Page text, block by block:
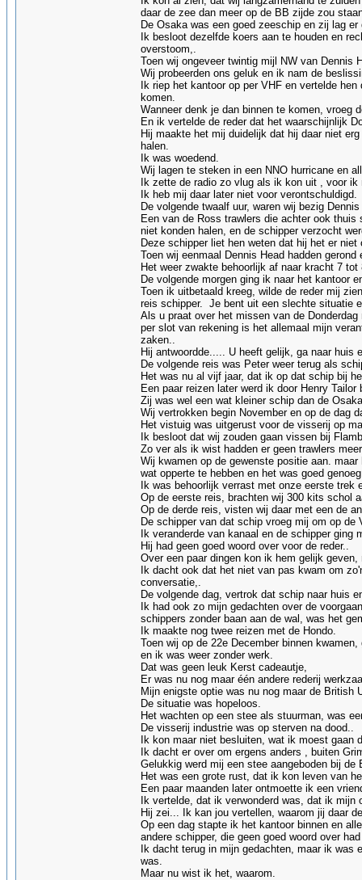
daar de zee dan meer op de BB zijde zou
De Osaka was een goed zeeschip en zij lag
Ik besloot dezelfde koers aan te houden en
overstoom,.
Toen wij ongeveer twintig mijl NW van Dennis
Wij probeerden ons geluk en ik nam de
Ik riep het kantoor op per VHF en vertelde
komen.
Wanneer denk je dan binnen te komen, vroeg
En ik vertelde de reder dat het waarschijnlijk
Hij maakte het mij duidelijk dat hij daar niet
halen.
Ik was woedend.
Wij lagen te steken in een NNO hurricane en
Ik zette de radio zo vlug als ik kon uit , voor
Ik heb mij daar later niet voor verontschuldigd.
De volgende twaalf uur, waren wij bezig
Een van de Ross trawlers die achter ook
niet konden halen, en de schipper verzocht
Deze schipper liet hen weten dat hij het er
Toen wij eenmaal Dennis Head hadden
Het weer zwakte behoorlijk af naar kracht 7
De volgende morgen ging ik naar het kantoor
Toen ik uitbetaald kreeg, wilde de reder mij
reis schipper. Je bent uit een slechte situatie
Als u praat over het missen van de
per slot van rekening is het allemaal mijn
zaken..
Hij antwoordde..... U heeft gelijk, ga naar
De volgende reis was Peter weer terug als
Het was nu al vijf jaar, dat ik op dat schip bij
Een paar reizen later werd ik door Henry
Zij was wel een wat kleiner schip dan de
Wij vertrokken begin November en op de dag
Het vistuig was uitgerust voor de visserij op
Ik besloot dat wij zouden gaan vissen bij
Zo ver als ik wist hadden er geen trawlers
Wij kwamen op de gewenste positie aan.
wat opperte te hebben en het was goed
Ik was behoorlijk verrast met onze eerste
Op de eerste reis, brachten wij 300 kits schol
Op de derde reis, visten wij daar met een de
De schipper van dat schip vroeg mij om op
Ik veranderde van kanaal en de schipper
Hij had geen goed woord over voor de reder..
Over een paar dingen kon ik hem gelijk
Ik dacht ook dat het niet van pas kwam om
conversatie,.
De volgende dag, vertrok dat schip naar huis
Ik had ook zo mijn gedachten over de
schippers zonder baan aan de wal, was het
Ik maakte nog twee reizen met de Hondo.
Toen wij op de 22e December binnen
en ik was weer zonder werk.
Dat was geen leuk Kerst cadeautje,
Er was nu nog maar één andere rederij
Mijn enigste optie was nu nog maar de British
De situatie was hopeloos.
Het wachten op een stee als stuurman, was
De visserij industrie was op sterven na dood..
Ik kon maar niet besluiten, wat ik moest gaan
Ik dacht er over om ergens anders , buiten
Gelukkig werd mij een stee aangeboden bij
Het was een grote rust, dat ik kon leven van
Een paar maanden later ontmoette ik een
Ik vertelde, dat ik verwonderd was, dat ik mijn
Hij zei... Ik kan jou vertellen, waarom jij daar
Op een dag stapte ik het kantoor binnen en
andere schipper, die geen goed woord over
Ik dacht terug in mijn gedachten, maar ik
was.
Maar nu wist ik het, waarom.